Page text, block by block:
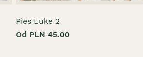
Pies Luke 2
Od PLN 45.00